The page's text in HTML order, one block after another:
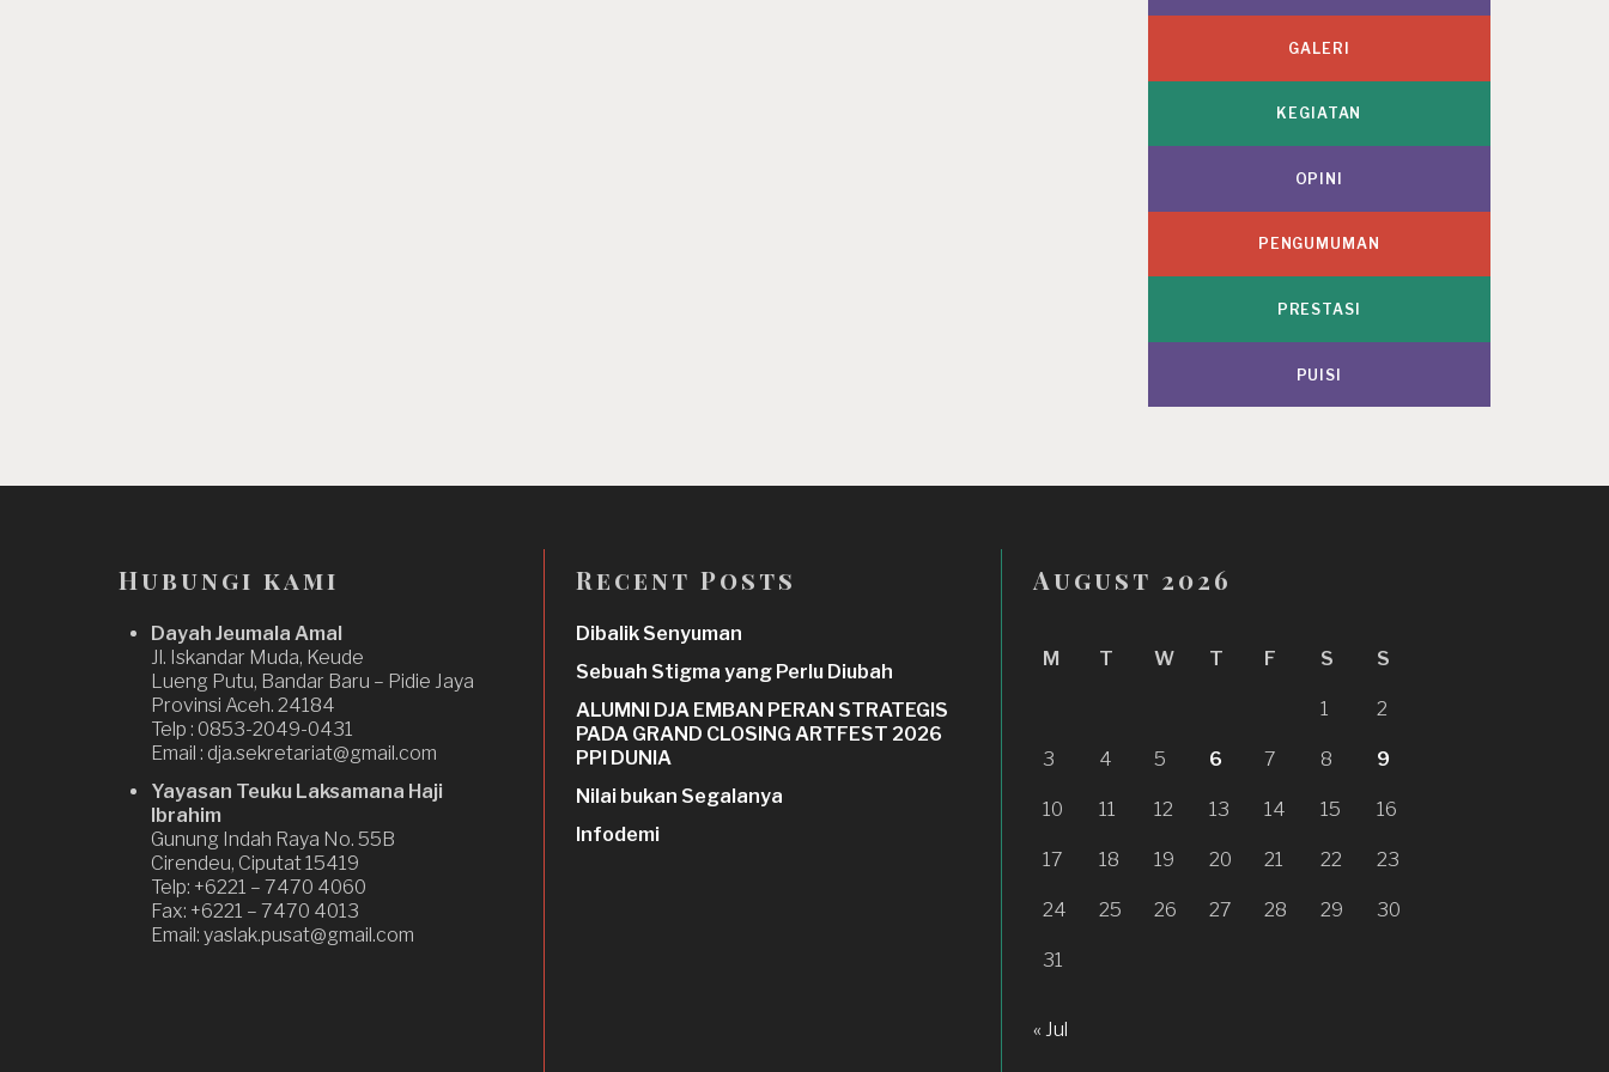
GALERI
KEGIATAN
OPINI
PENGUMUMAN
PRESTASI
PUISI
Hubungi kami
Dayah Jeumala Amal
Jl. Iskandar Muda, Keude
Lueng Putu, Bandar Baru – Pidie Jaya
Provinsi Aceh. 24184
Telp : 0853-2049-0431
Email : dja.sekretariat@gmail.com
Yayasan Teuku Laksamana Haji
Ibrahim
Gunung Indah Raya No. 55B
Cirendeu, Ciputat 15419
Telp: +6221 – 7470 4060
Fax: +6221 – 7470 4013
Email: yaslak.pusat@gmail.com
Recent Posts
Dibalik Senyuman
Sebuah Stigma yang Perlu Diubah
ALUMNI DJA EMBAN PERAN STRATEGIS
PADA GRAND CLOSING ARTFEST 2026
PPI DUNIA
Nilai bukan Segalanya
Infodemi
August 2026
M T W T F S S
1 2
3 4 5 6 7 8 9
10 11 12 13 14 15 16
17 18 19 20 21 22 23
24 25 26 27 28 29 30
31
« Jul